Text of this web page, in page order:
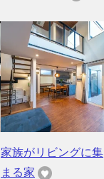
家族がリビングに集
まる家